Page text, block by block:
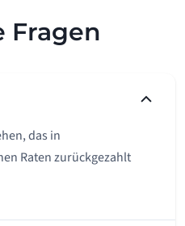
Fragen
das in
Raten zurückgezahlt